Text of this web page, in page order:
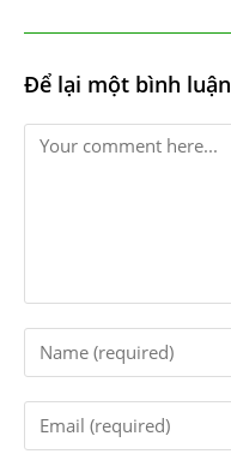
Để lại một bình luận